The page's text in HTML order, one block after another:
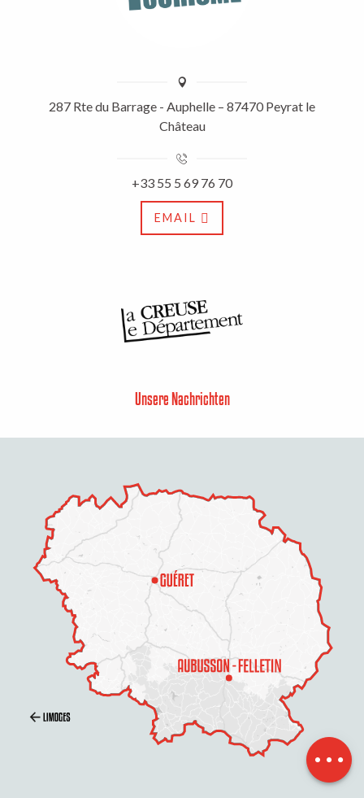
Beschreibung
Service
Preise
Per E-Mail
kontaktieren
287 Rte du Barrage - Auphelle – 87470 Peyrat le
Château
+33 55 5 69 76 70
EMAIL
Unsere Nachrichten